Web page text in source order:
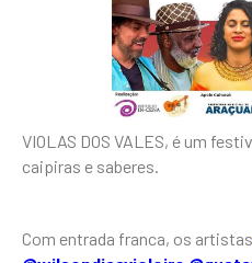
VIOLAS DOS VALES, é um
caipiras e saberes.
Com entrada franca, os artistas